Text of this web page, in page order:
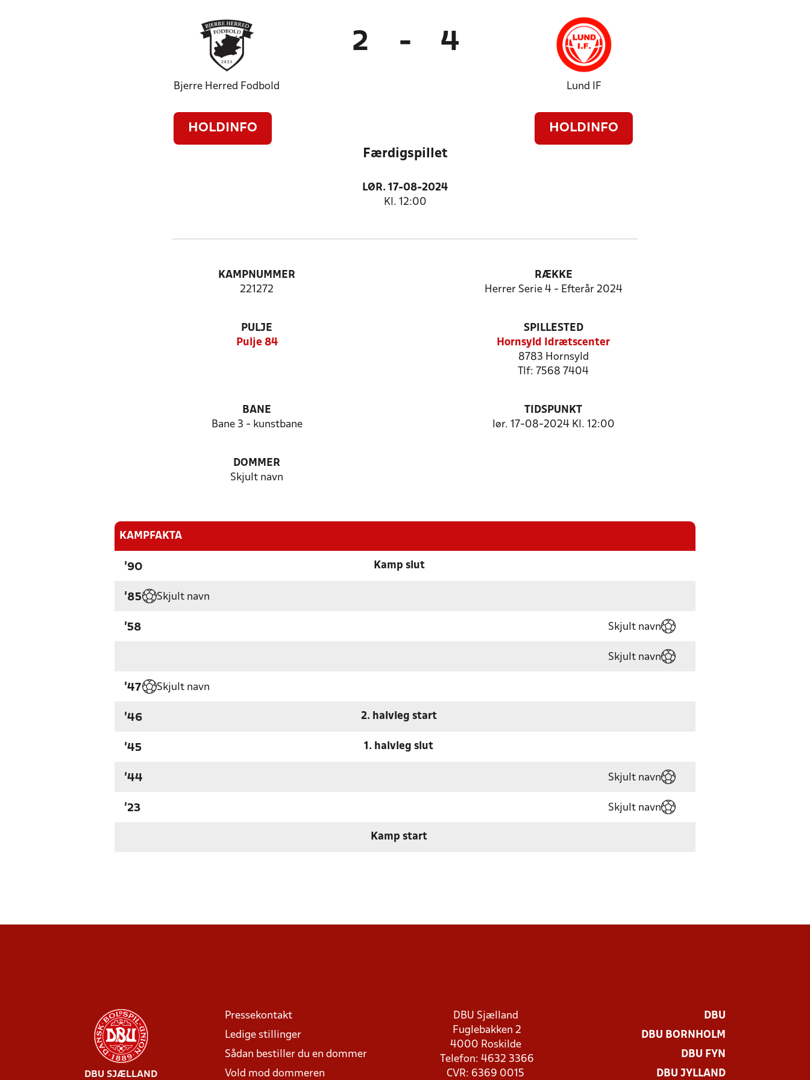
Bjerre Herred Fodbold
HOLDINFO
2 - 4
Lund IF
HOLDINFO
Færdigspillet
LØR. 17-08-2024
Kl. 12:00
KAMPNUMMER
221272
RÆKKE
Herrer Serie 4 - Efterår 2024
PULJE
Pulje 84
SPILLESTED
Hornsyld Idrætscenter
8783 Hornsyld
Tlf: 7568 7404
BANE
Bane 3 - kunstbane
TIDSPUNKT
lør. 17-08-2024 Kl. 12:00
DOMMER
Skjult navn
KAMPFAKTA
'90 Kamp slut
'85 Skjult navn
'58 Skjult navn
Skjult navn
'47 Skjult navn
'46 2. halvleg start
'45 1. halvleg slut
'44 Skjult navn
'23 Skjult navn
Kamp start
DBU SJÆLLAND
Pressekontakt
Ledige stillinger
Sådan bestiller du en dommer
Vold mod dommeren
DBU Sjælland
Fuglebakken 2
4000 Roskilde
Telefon: 4632 3366
CVR: 6369 0015
DBU
DBU BORNHOLM
DBU FYN
DBU JYLLAND